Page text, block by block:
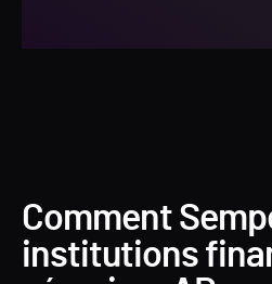
Comment
institutions